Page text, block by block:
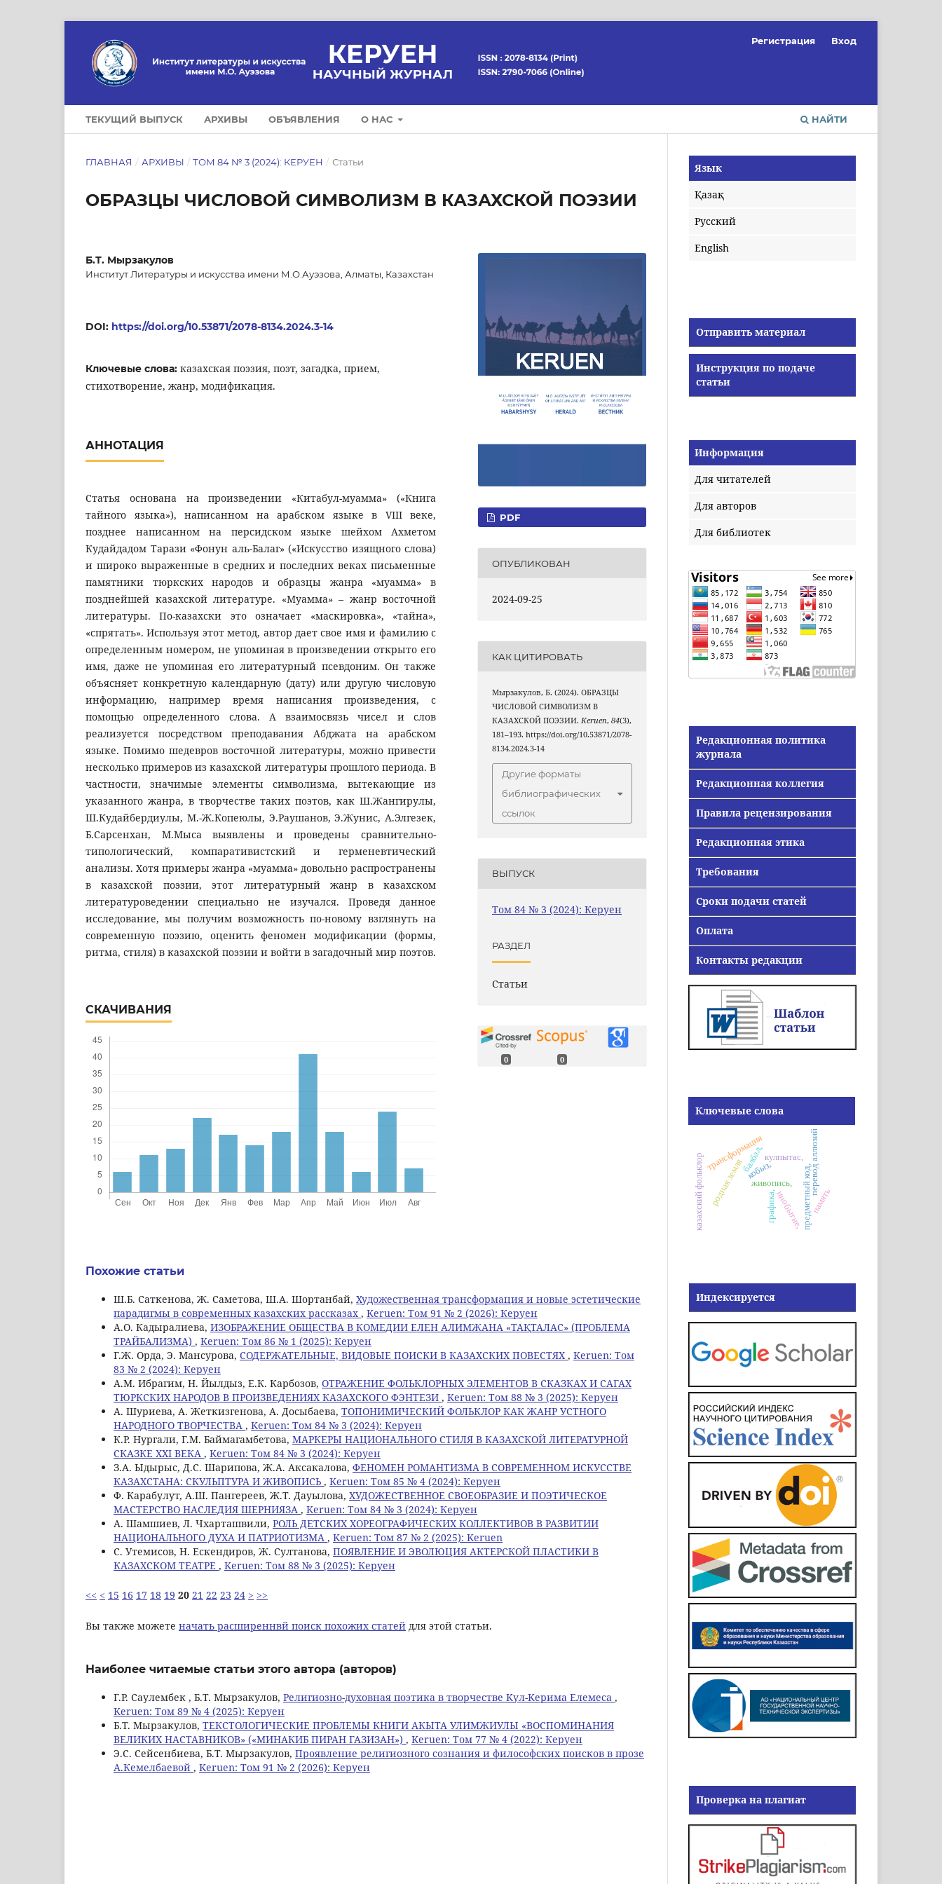
ТЕКУЩИЙ ВЫПУСК АРХИВЫ ОБЪЯВЛЕНИЯ О НАС НАЙТИ
Регистрация Вход
ГЛАВНАЯ / АРХИВЫ / ТОМ 84 № 3 (2024): КЕРУЕН / Статьи
ОБРАЗЦЫ ЧИСЛОВОЙ СИМВОЛИЗМ В КАЗАХСКОЙ ПОЭЗИИ
Б.Т. Мырзакулов
Институт Литературы и искусства имени М.О.Ауэзова, Алматы, Казахстан
DOI: https://doi.org/10.53871/2078-8134.2024.3-14
Ключевые слова: казахская поэзия, поэт, загадка, прием,
стихотворение, жанр, модификация.
АННОТАЦИЯ
Статья основана на произведении «Китабул-муамма» («Книга
тайного языка»), написанном на арабском языке в VIII веке,
позднее написанном на персидском языке шейхом Ахметом
Кудайдадом Тарази «Фонун аль-Балаг» («Искусство изящного слова)
и широко выраженные в средних и последних веках письменные
памятники тюркских народов и образцы жанра «муамма» в
позднейшей казахской литературе. «Муамма» – жанр восточной
литературы. По-казахски это означает «маскировка», «тайна»,
«спрятать». Используя этот метод, автор дает свое имя и фамилию с
определенным номером, не упоминая в произведении открыто его
имя, даже не упоминая его литературный псевдоним. Он также
объясняет конкретную календарную (дату) или другую числовую
информацию, например время написания произведения, с
помощью определенного слова. А взаимосвязь чисел и слов
реализуется посредством преподавания Абджата на арабском
языке. Помимо шедевров восточной литературы, можно привести
несколько примеров из казахской литературы прошлого периода. В
частности, значимые элементы символизма, вытекающие из
указанного жанра, в творчестве таких поэтов, как Ш.Жангирулы,
Ш.Кудайбердиулы, М.-Ж.Копеюлы, Э.Раушанов, Э.Жунис, А.Элгезек,
Б.Сарсенхан, М.Мыса выявлены и проведены сравнительно-
типологический, компаративистский и герменевтический
анализы. Хотя примеры жанра «муамма» довольно распространены
в казахской поэзии, этот литературный жанр в казахском
литературоведении специально не изучался. Проведя данное
исследование, мы получим возможность по-новому взглянуть на
современную поэзию, оценить феномен модификации (формы,
ритма, стиля) в казахской поэзии и войти в загадочный мир поэтов.
СКАЧИВАНИЯ
PDF
ОПУБЛИКОВАН
2024-09-25
КАК ЦИТИРОВАТЬ
Мырзакулов, Б. (2024). ОБРАЗЦЫ
ЧИСЛОВОЙ СИМВОЛИЗМ В
КАЗАХСКОЙ ПОЭЗИИ.Keruen,84(3),
181–193. https://doi.org/10.53871/2078-
8134.2024.3-14
Другие форматы
библиографических
ссылок
ВЫПУСК
Том 84 № 3 (2024): Керуен
РАЗДЕЛ
Статьи
0 0
Похожие статьи
Ш.Б. Саткенова, Ж. Саметова, Ш.А. Шортанбай, Художественная трансформация и новые эстетические
парадигмы в современных казахских рассказах , Keruen: Том 91 № 2 (2026): Керуен
А.О. Кадыралиева, ИЗОБРАЖЕНИЕ ОБЩЕСТВА В КОМЕДИИ ЕЛЕН АЛИМЖАНА «ТАҚТАЛАС» (ПРОБЛЕМА
ТРАЙБАЛИЗМА) , Keruen: Том 86 № 1 (2025): Керуен
Г.Ж. Орда, Э. Мансурова, СОДЕРЖАТЕЛЬНЫЕ, ВИДОВЫЕ ПОИСКИ В КАЗАХСКИХ ПОВЕСТЯХ , Keruen: Том
83 № 2 (2024): Керуен
A.М. Ибрагим, Н. Йылдыз, Е.К. Карбозов, ОТРАЖЕНИЕ ФОЛЬКЛОРНЫХ ЭЛЕМЕНТОВ В СКАЗКАХ И САГАХ
ТЮРКСКИХ НАРОДОВ В ПРОИЗВЕДЕНИЯХ КАЗАХСКОГО ФЭНТЕЗИ , Keruen: Том 88 № 3 (2025): Керуен
А. Шуриева, А. Жеткизгенова, А. Досыбаева, ТОПОНИМИЧЕСКИЙ ФОЛЬКЛОР КАК ЖАНР УСТНОГО
НАРОДНОГО ТВОРЧЕСТВА , Keruen: Том 84 № 3 (2024): Керуен
К.Р. Нургали, Г.М. Баймагамбетова, МАРКЕРЫ НАЦИОНАЛЬНОГО СТИЛЯ В КАЗАХСКОЙ ЛИТЕРАТУРНОЙ
СКАЗКЕ XXI ВЕКА , Keruen: Том 84 № 3 (2024): Керуен
З.А. Ыдырыс, Д.С. Шарипова, Ж.А. Аксакалова, ФЕНОМЕН РОМАНТИЗМА В СОВРЕМЕННОМ ИСКУССТВЕ
КАЗАХСТАНА: СКУЛЬПТУРА И ЖИВОПИСЬ , Keruen: Том 85 № 4 (2024): Керуен
Ф. Карабулут, А.Ш. Пангереев, Ж.Т. Дауылова, ХУДОЖЕСТВЕННОЕ СВОЕОБРАЗИЕ И ПОЭТИЧЕСКОЕ
МАСТЕРСТВО НАСЛЕДИЯ ШЕРНИЯЗА , Keruen: Том 84 № 3 (2024): Керуен
А. Шамшиев, Л. Чхарташвили, РОЛЬ ДЕТСКИХ ХОРЕОГРАФИЧЕСКИХ КОЛЛЕКТИВОВ В РАЗВИТИИ
НАЦИОНАЛЬНОГО ДУХА И ПАТРИОТИЗМА , Keruen: Том 87 № 2 (2025): Keruen
С. Утемисов, Н. Ескендиров, Ж. Султанова, ПОЯВЛЕНИЕ И ЭВОЛЮЦИЯ АКТЕРСКОЙ ПЛАСТИКИ В
КАЗАХСКОМ ТЕАТРЕ , Keruen: Том 88 № 3 (2025): Керуен
<< < 15 16 17 18 19 20 21 22 23 24 > >>
Вы также можете начать расширеннвй поиск похожих статей для этой статьи.
Наиболее читаемые статьи этого автора (авторов)
Г.Р. Саулембек , Б.Т. Мырзакулов, Религиозно-духовная поэтика в творчестве Kул-Kерима Eлемеса ,
Keruen: Том 89 № 4 (2025): Керуен
Б.Т. Мырзакулов, ТЕКСТОЛОГИЧЕСКИЕ ПРОБЛЕМЫ КНИГИ АКЫТА УЛИМЖИУЛЫ «ВОСПОМИНАНИЯ
ВЕЛИКИХ НАСТАВНИКОВ» («МИНАКИБ ПИРАН ГАЗИЗАН») , Keruen: Том 77 № 4 (2022): Керуен
Э.С. Сейсенбиева, Б.Т. Мырзакулов, Проявление религиозного сознания и философских поисков в прозе
А.Кемелбаевой , Keruen: Том 91 № 2 (2026): Керуен
Язык
Қазақ
Русский
English
Отправить материал
Инструкция по подаче
статьи
Информация
Для читателей
Для авторов
Для библиотек
Редакционная политика
журнала
Редакционная коллегия
Правила рецензирования
Редакционная этика
Требования
Сроки подачи статей
Оплата
Контакты редакции
Ключевые слова
живопись,
графика,
кобыз,
балбал,кулпытас,
предметный код,
инобытие, память
перевод аллюзий
трансформация
родная земля
казахский фольклор
Индексируется
Проверка на плагиат